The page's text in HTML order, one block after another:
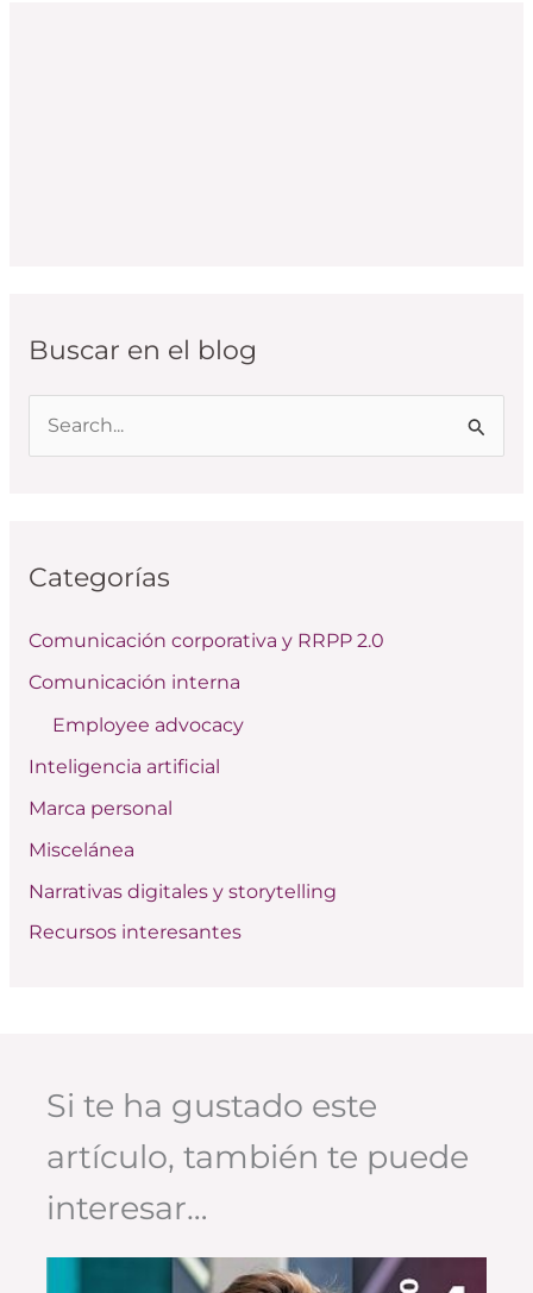
Buscar en el blog
a
p
o
:
Categorías
Comunicación corporativa y RRPP 2.0
Comunicación interna
Employee advocacy
Inteligencia artificial
Marca personal
Miscelánea
Narrativas digitales y storytelling
Recursos interesantes
Si te ha gustado este
artículo, también te puede
interesar…